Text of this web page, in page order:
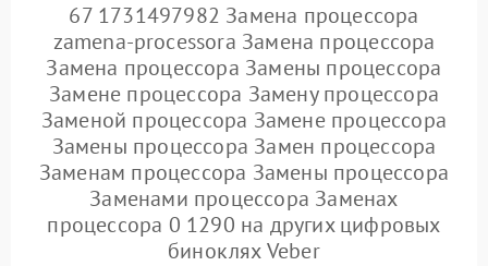
67 1731497982 Замена процессора
zamena-processora Замена процессора
Замена процессора Замены процессора
Замене процессора Замену процессора
Заменой процессора Замене процессора
Замены процессора Замен процессора
Заменам процессора Замены процессора
Заменами процессора Заменах
процессора 0 1290 на других цифровых
биноклях Veber